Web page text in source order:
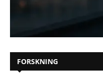
FORSKNING